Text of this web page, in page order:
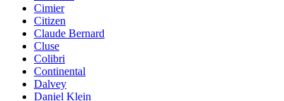
Cimier
Citizen
Claude Bernard
Cluse
Colibri
Continental
Dalvey
Daniel Klein